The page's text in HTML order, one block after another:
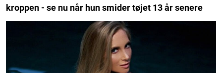
kroppen - se nu når hun smider tøjet 13 år senere